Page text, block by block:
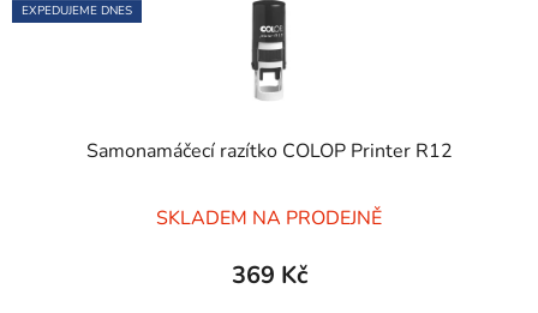
EXPEDUJEME DNES
Samonamáčecí razítko COLOP Printer R12
hodnocení
produktu
SKLADEM NA PRODEJNĚ
369 Kč